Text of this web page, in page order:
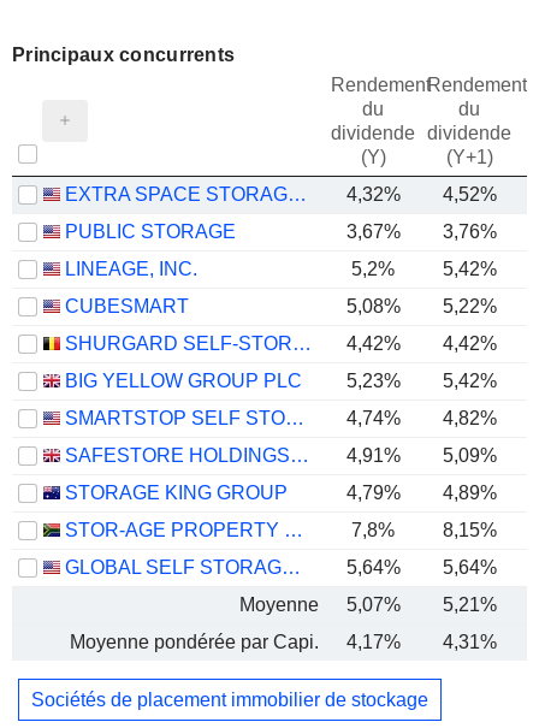
Principaux concurrents
Rendement
du
dividende
(Y)
Rendement
du
dividende
(Y+1)
EXTRA SPACE STORAGE INC. 4,32% 4,52%
PUBLIC STORAGE
3,67%
3,76%
LINEAGE, INC.
5,2% 5,42%
CUBESMART
5,08% 5,22%
SHURGARD SELF-STORAGE LTD.
4,42% 4,42%
BIG YELLOW GROUP PLC
5,23%
5,42%
SMARTSTOP SELF STORAGE REIT, INC.
4,74% 4,82%
SAFESTORE HOLDINGS PLC
4,91% 5,09%
STORAGE KING GROUP
4,79% 4,89%
STOR-AGE PROPERTY REIT LIMITED
7,8%
8,15%
GLOBAL SELF STORAGE, INC.
5,64%
5,64%
Moyenne
5,07% 5,21%
Moyenne pondérée par Capi.
4,17% 4,31%
Sociétés de placement immobilier de stockage